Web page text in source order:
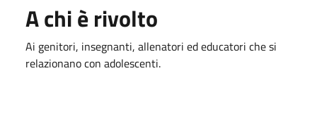
A chi è rivolto
Ai genitori, insegnanti, allenatori ed educatori che si
relazionano con adolescenti.